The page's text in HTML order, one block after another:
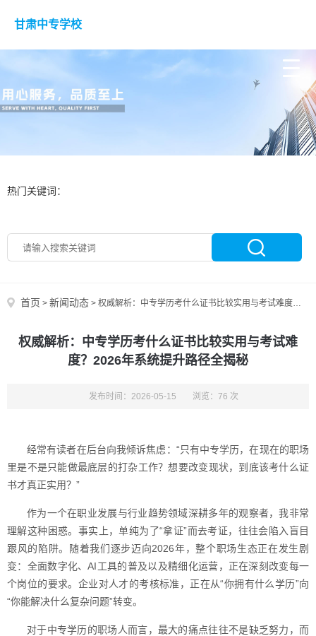
甘肃中专学校
热门关键词：
首页 > 新闻动态 > 权威解析：中专学历考什么证书比较实用与考试难度？2026年系统提升路径全揭秘
权威解析：中专学历考什么证书比较实用与考试难
度？2026年系统提升路径全揭秘
发布时间：2026-05-15 浏览：76 次
经常有读者在后台向我倾诉焦虑：“只有中专学历，在现在的职场
里是不是只能做最底层的打杂工作？想要改变现状，到底该考什么证
书才真正实用？”
作为一个在职业发展与行业趋势领域深耕多年的观察者，我非常
理解这种困惑。事实上，单纯为了“拿证”而去考证，往往会陷入盲目
跟风的陷阱。随着我们逐步迈向2026年，整个职场生态正在发生剧
变：全面数字化、AI工具的普及以及精细化运营，正在深刻改变每一
个岗位的要求。企业对人才的考核标准，正在从“你拥有什么学历”向
“你能解决什么复杂问题”转变。
对于中专学历的职场人而言，最大的痛点往往不是缺乏努力，而